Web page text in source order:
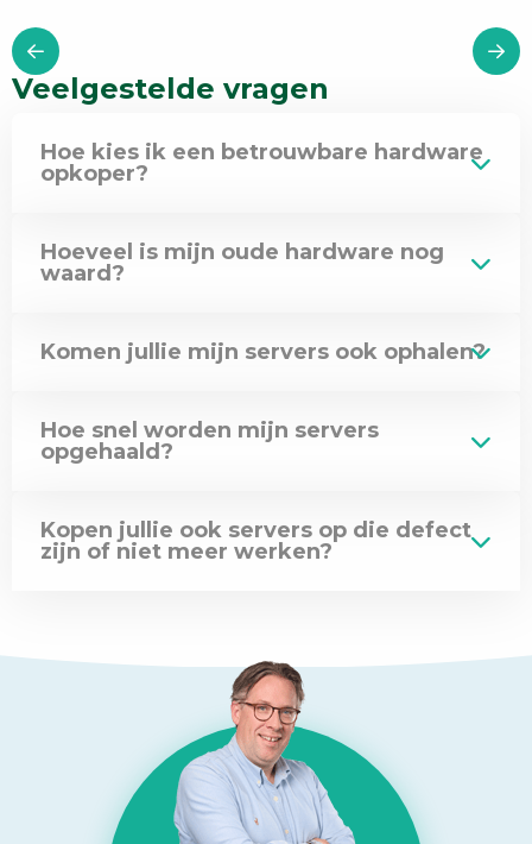
Veelgestelde vragen
Hoe kies ik een betrouwbare hardware
opkoper?
Hoeveel is mijn oude hardware nog
waard?
Komen jullie mijn servers ook ophalen?
Hoe snel worden mijn servers
opgehaald?
Kopen jullie ook servers op die defect
zijn of niet meer werken?